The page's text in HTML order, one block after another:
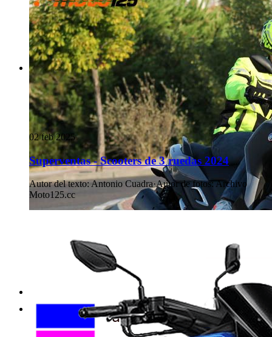
02 feb 2025
Superventas - Scooters de 3 ruedas 2024
Autor del texto:Antonio Cuadra·Autor de fotos:Archivo
Moto125.cc